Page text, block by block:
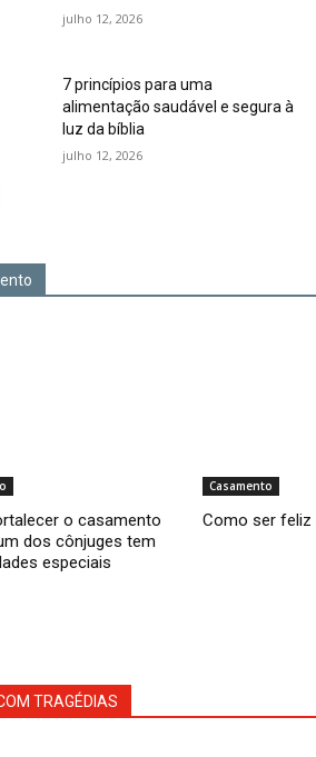
julho 12, 2026
7 princípios para uma
alimentação saudável e segura à
luz da bíblia
julho 12, 2026
o casamento
dos cônjuges tem
especiais
Casamento
Como ser
TRAGÉDIAS